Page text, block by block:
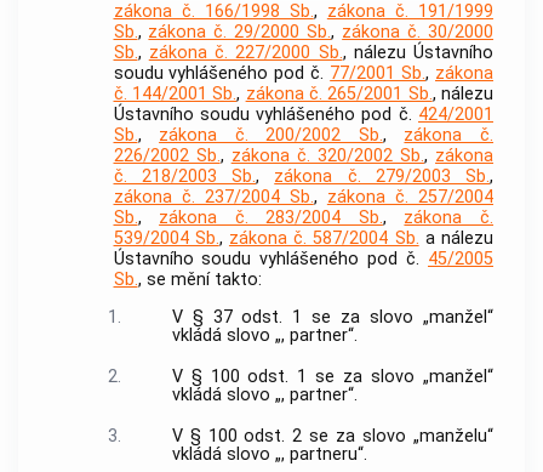
zákona č. 166/1998 Sb., zákona č. 191/1999
Sb., zákona č. 29/2000 Sb., zákona č. 30/2000
Sb., zákona č. 227/2000 Sb., nálezu Ústavního
soudu vyhlášeného pod č. 77/2001 Sb., zákona
č. 144/2001 Sb., zákona č. 265/2001 Sb., nálezu
Ústavního soudu vyhlášeného pod č. 424/2001
Sb., zákona č. 200/2002 Sb., zákona č.
226/2002 Sb., zákona č. 320/2002 Sb., zákona
č. 218/2003 Sb., zákona č. 279/2003 Sb.,
zákona č. 237/2004 Sb., zákona č. 257/2004
Sb., zákona č. 283/2004 Sb., zákona č.
539/2004 Sb., zákona č. 587/2004 Sb. a nálezu
Ústavního soudu vyhlášeného pod č. 45/2005
Sb., se mění takto:
1.
V § 37 odst. 1 se za slovo „manžel“
vkládá slovo „, partner“.
2.
V § 100 odst. 1 se za slovo „manžel“
vkládá slovo „, partner“.
3.
V § 100 odst. 2 se za slovo „manželu“
vkládá slovo „, partneru“.